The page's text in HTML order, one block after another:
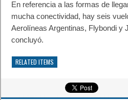
En referencia a las formas de
mucha conectividad, hay seis
Aerolíneas Argentinas, Flybondi y
concluyó.
RELATED ITEMS